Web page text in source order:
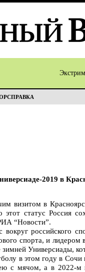
2019 в
визитом в
статус Россия
“Новости”.
вокруг российского
спорта, и
Универсиады,
в этом году в
с мячом, а в 2022-м